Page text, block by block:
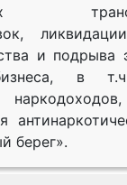
и подрыва
в
берег».